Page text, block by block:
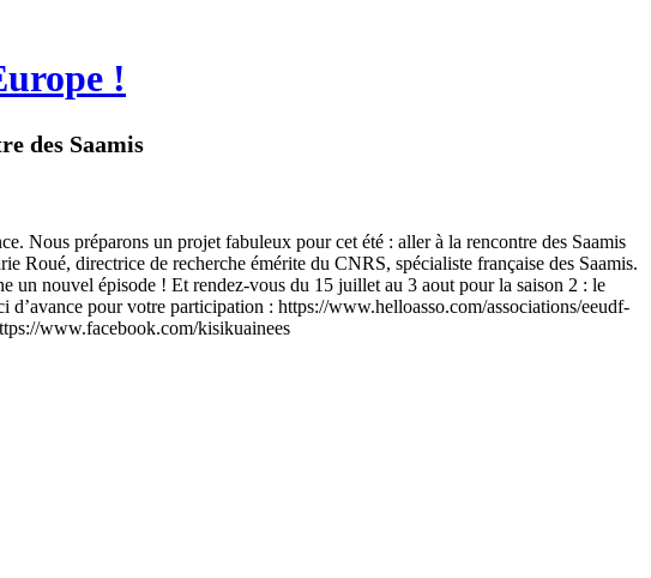
!
des Saamis
Nous préparons un projet fabuleux pour cet été : aller à la rencontre des Saamis
Roué, directrice de recherche émérite du CNRS, spécialiste française des Saamis.
un nouvel épisode ! Et rendez-vous du 15 juillet au 3 aout pour la saison 2 : le
pour votre participation : https://www.helloasso.com/associations/eeudf-
www.facebook.com/kisikuainees